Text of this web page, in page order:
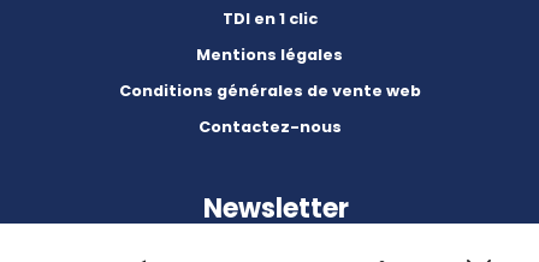
TDI en 1 clic
Mentions légales
Conditions générales de vente web
Contactez-nous
Newsletter